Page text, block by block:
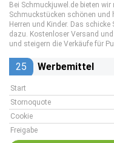
Bei Schmuckjuwel.de bieten
Schmuckstücken schönen und
Herren und Kinder. Das
dazu. Kostenloser Versand
und steigern die Verkäufe für
25 Werbemittel
Start
Stornoquote
Cookie
Freigabe